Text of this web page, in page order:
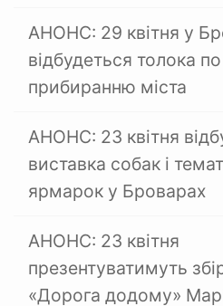
АНОНС: 29 квітня у
відбудеться толока по
прибиранню міста
АНОНС: 23 квітня
виставка собак і
ярмарок у Броварах
АНОНС: 23 квітня
презентуватимуть
«Дорога додому»